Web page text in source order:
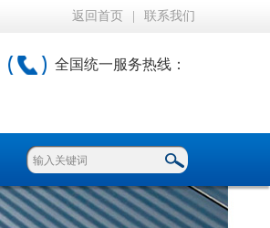
返回首页 联系我们
全国统一服务热线：